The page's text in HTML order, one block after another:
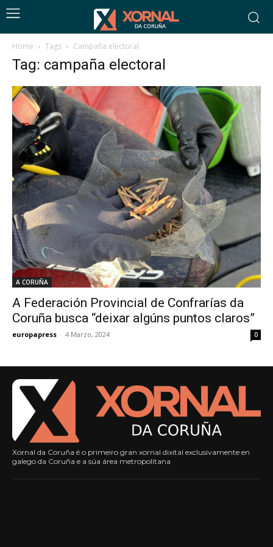
Home Tags Campaña electoral
Tag: campaña electoral
A CORUÑA
A Federación Provincial de Confrarías da
Coruña busca “deixar algúns puntos claros”
europapress - 4 Marzo, 2024 0
Xornal da Coruña é o primeiro gran xornal dixital exclusivamente en
galego da Coruña e a súa área metropolitana